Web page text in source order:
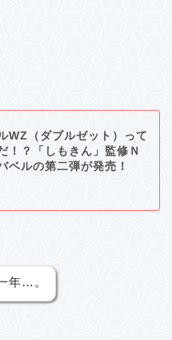
WZ（ダブルゼット）って
！？「しもきん」監修Ｎ
ベルの第二弾が発売！
年…。